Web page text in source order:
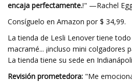
encaja perfectamente.!" —Rachel
Consíguelo en Amazon por $ 34,99.
La tienda de Lesli Lenover tiene
macramé... ¡incluso mini colgadores
La tienda tiene su sede en
Revisión prometedora: "Me